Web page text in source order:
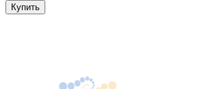
Купить